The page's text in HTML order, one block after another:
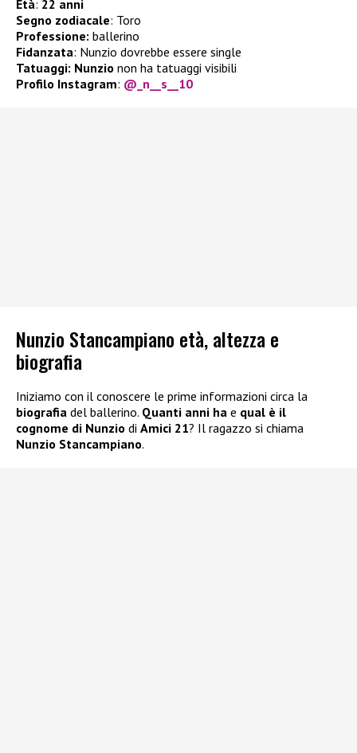
Età: 22 anni
Segno zodiacale: Toro
Professione: ballerino
Fidanzata: Nunzio dovrebbe essere single
Tatuaggi: Nunzio non ha tatuaggi visibili
Profilo Instagram: @_n__s__10
Nunzio Stancampiano età, altezza e
biografia
Iniziamo con il conoscere le prime informazioni circa la
biografia del ballerino. Quanti anni ha e qual è il
cognome di Nunzio di Amici 21? Il ragazzo si chiama
Nunzio Stancampiano.